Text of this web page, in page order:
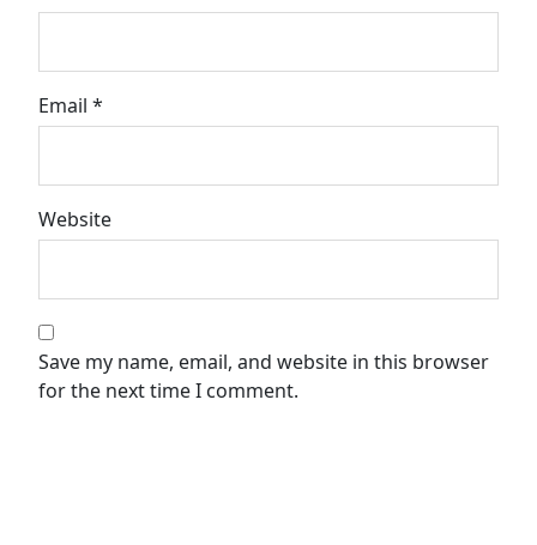
Email *
Website
Save my name, email, and website in this browser
for the next time I comment.